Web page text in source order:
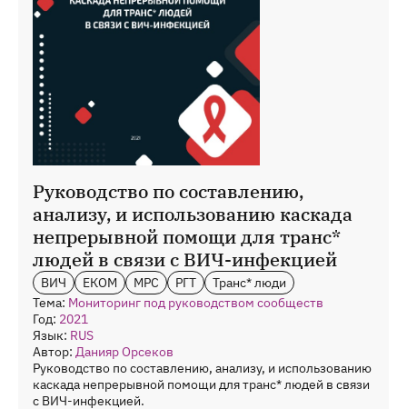
Руководство по составлению,
анализу, и использованию каскада
непрерывной помощи для транс*
людей в связи с ВИЧ-инфекцией
ВИЧ ЕКОМ МРС РГТ
Транс* люди
Тема: Мониторинг под руководством сообществ
Год: 2021
Язык: RUS
Автор: Данияр Орсеков
Руководство по составлению, анализу, и использованию
каскада непрерывной помощи для транс* людей в связи
с ВИЧ-инфекцией.